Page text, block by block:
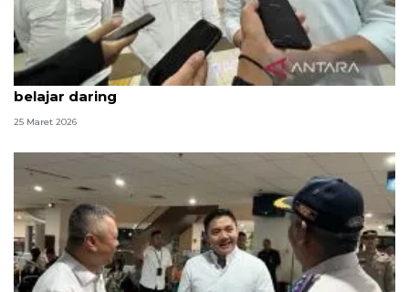
Kemarin, Seskab Teddy silaturahmi Idul Fitri hingga
belajar daring
25 Maret 2026